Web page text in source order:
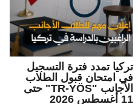
تركيا تمدد فترة التسجيل
في امتحان قبول الطلاب
الأجانب "TR-YÖS" حتى
11 أغسطس 2026